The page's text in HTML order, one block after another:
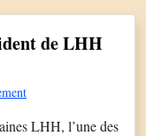
de LHH
LHH, l’une des